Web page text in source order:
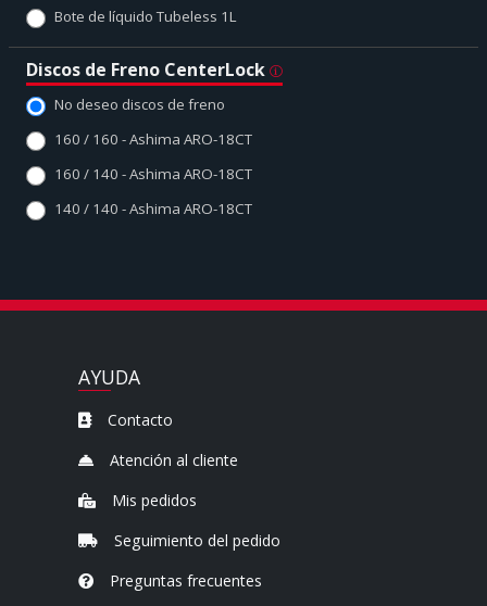
Bote de líquido Tubeless 1L
Discos de Freno CenterLock
No deseo discos de freno
160 / 160 - Ashima ARO-18CT
160 / 140 - Ashima ARO-18CT
140 / 140 - Ashima ARO-18CT
AYUDA
Contacto
Atención al cliente
Mis pedidos
Seguimiento del pedido
Preguntas frecuentes